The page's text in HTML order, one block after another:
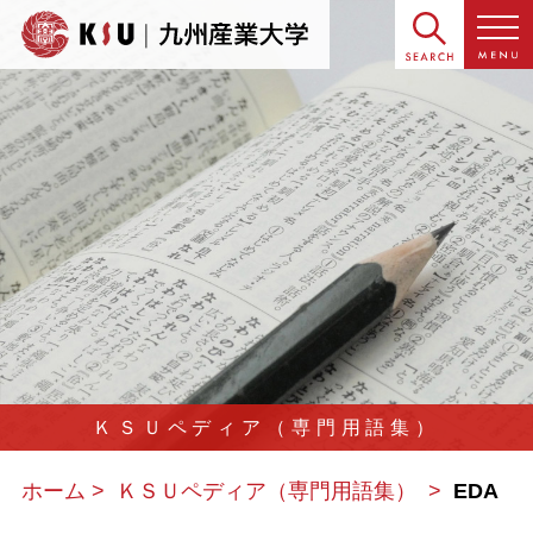
ＫＳＵペディア（専門用語集）
ホーム ＫＳＵペディア（専門用語集） EDA